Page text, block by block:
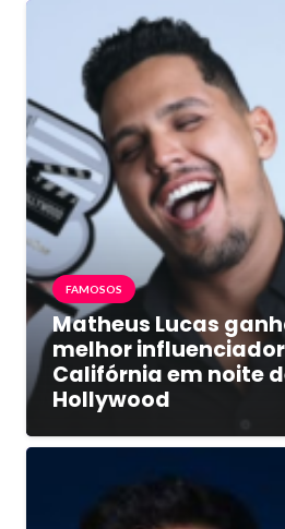
FAMOSOS
Matheus Lucas
melhor
Califórnia em noite
Hollywood